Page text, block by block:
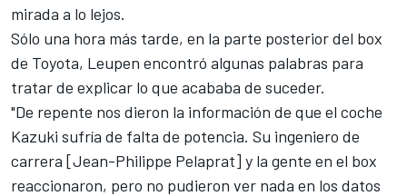
mirada a lo lejos.
Sólo una hora más tarde, en la parte posterior del box
de Toyota, Leupen encontró algunas palabras para
tratar de explicar lo que acababa de suceder.
"De repente nos dieron la información de que el coche
Kazuki sufría de falta de potencia. Su ingeniero de
carrera [Jean-Philippe Pelaprat] y la gente en el box
reaccionaron, pero no pudieron ver nada en los datos